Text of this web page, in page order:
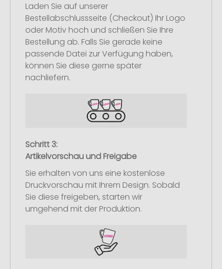
Laden Sie auf unserer
Bestellabschlussseite (Checkout) Ihr Logo
oder Motiv hoch und schließen Sie Ihre
Bestellung ab. Falls Sie gerade keine
passende Datei zur Verfügung haben,
können Sie diese gerne später
nachliefern.
Schritt 3:
Artikelvorschau und Freigabe
Sie erhalten von uns eine kostenlose
Druckvorschau mit Ihrem Design. Sobald
Sie diese freigeben, starten wir
umgehend mit der Produktion.